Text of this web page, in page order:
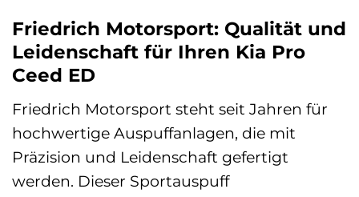
Friedrich Motorsport: Qualität und
Leidenschaft für Ihren Kia Pro
Ceed ED
Friedrich Motorsport steht seit Jahren für
hochwertige Auspuffanlagen, die mit
Präzision und Leidenschaft gefertigt
werden. Dieser Sportauspuff